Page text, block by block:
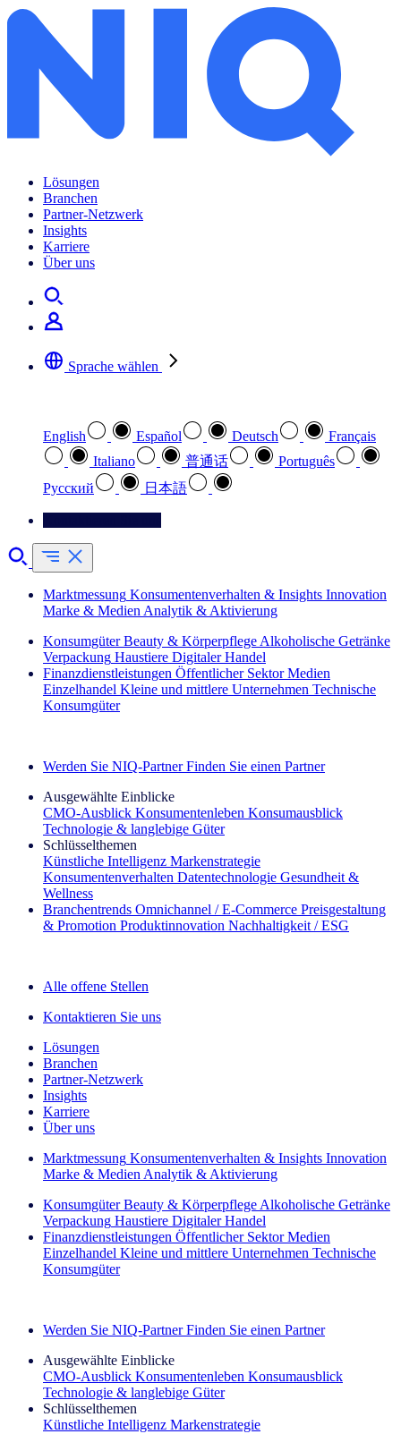
Lösungen
Branchen
Partner-Netzwerk
Insights
Karriere
Über uns
Sprache wählen
English Español Deutsch
Français
Italiano
普通话
Português
Pусский
日本語
Marktmessung Konsumentenverhalten & Insights Innovation
Marke & Medien Analytik & Aktivierung
Konsumgüter Beauty & Körperpflege Alkoholische Getränke
Verpackung Haustiere Digitaler Handel
Finanzdienstleistungen Öffentlicher Sektor Medien
Einzelhandel Kleine und mittlere Unternehmen Technische
Konsumgüter
Werden Sie NIQ-Partner Finden Sie einen Partner
Ausgewählte Einblicke
CMO‑Ausblick Konsumentenleben Konsumausblick
Technologie & langlebige Güter
Schlüsselthemen
Künstliche Intelligenz Markenstrategie
Konsumentenverhalten Datentechnologie Gesundheit &
Wellness
Branchentrends Omnichannel / E‑Commerce Preisgestaltung
& Promotion Produktinnovation Nachhaltigkeit / ESG
Alle offene Stellen
Kontaktieren Sie uns
Lösungen
Branchen
Partner-Netzwerk
Insights
Karriere
Über uns
Marktmessung Konsumentenverhalten & Insights Innovation
Marke & Medien Analytik & Aktivierung
Konsumgüter Beauty & Körperpflege Alkoholische Getränke
Verpackung Haustiere Digitaler Handel
Finanzdienstleistungen Öffentlicher Sektor Medien
Einzelhandel Kleine und mittlere Unternehmen Technische
Konsumgüter
Werden Sie NIQ-Partner Finden Sie einen Partner
Ausgewählte Einblicke
CMO‑Ausblick Konsumentenleben Konsumausblick
Technologie & langlebige Güter
Schlüsselthemen
Künstliche Intelligenz Markenstrategie